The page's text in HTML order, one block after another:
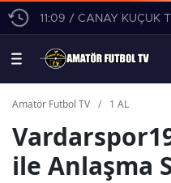
11:09 / CANAY KÜÇÜK
Amatör Futbol TV / 1 AL
ile Anlaşma